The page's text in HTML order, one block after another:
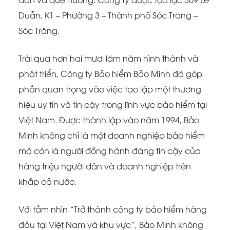
Duẫn, K1 – Phường 3 – Thành phố Sóc Trăng –
Sóc Trăng.
Trải qua hơn hai mươi lăm năm hình thành và
phát triển, Công ty Bảo hiểm Bảo Minh đã góp
phần quan trọng vào việc tạo lập một thương
hiệu uy tín và tin cậy trong lĩnh vực bảo hiểm tại
Việt Nam. Được thành lập vào năm 1994, Bảo
Minh không chỉ là một doanh nghiệp bảo hiểm
mà còn là người đồng hành đáng tin cậy của
hàng triệu người dân và doanh nghiệp trên
khắp cả nước.
Với tầm nhìn “Trở thành công ty bảo hiểm hàng
đầu tại Việt Nam và khu vực”, Bảo Minh không